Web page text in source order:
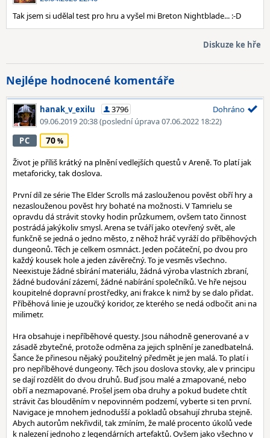
Tak jsem si udělal test pro hru a vyšel mi Breton Nightblade... :-D
Diskuze ke hře
Nejlépe hodnocené komentáře
hanak_v_exilu
3796
09.06.2019 20:38(poslední úprava 07.06.2022 18:22)
Dohráno
PC 70
Život je příliš krátký na plnění vedlejších questů v Areně. To platí jak
metaforicky, tak doslova.
První díl ze série The Elder Scrolls má zaslouženou pověst obří hry a
nezaslouženou pověst hry bohaté na možnosti. V Tamrielu se
opravdu dá strávit stovky hodin průzkumem, ovšem tato činnost
postrádá jakýkoliv smysl. Arena se tváří jako otevřený svět, ale
funkčně se jedná o jedno město, z něhož hráč vyráží do příběhových
dungeonů. Těch je celkem osmnáct. Jeden počáteční, po dvou pro
každý kousek hole a jeden závěrečný. To je vesměs všechno.
Neexistuje žádné sbírání materiálu, žádná výroba vlastních zbraní,
žádné budování zázemí, žádné nabírání společníků. Ve hře nejsou
koupitelné dopravní prostředky, ani frakce k nimž by se dalo přidat.
Příběhová linie je uzoučký koridor, ze kterého se nedá odbočit ani na
milimetr.
Hra obsahuje i nepříběhové questy. Jsou náhodně generované a v
zásadě zbytečné, protože odměna za jejich splnění je zanedbatelná.
Šance že přinesou nějaký použitelný předmět je jen malá. To platí i
pro nepříběhové dungeony. Těch jsou doslova stovky, ale v principu
se dají rozdělit do dvou druhů. Buď jsou malé a zmapované, nebo
obří a nezmapované. Prošel jsem oba druhy a pokud budete chtít
strávit čas blouděním v nepovinném podzemí, vyberte si ten první.
Navigace je mnohem jednodušší a pokladů obsahují zhruba stejně.
Abych autorům nekřivdil, tak zmíním, že malé procento úkolů vede
k nalezení jednoho z legendárních artefaktů. Ovšem jako všechno v